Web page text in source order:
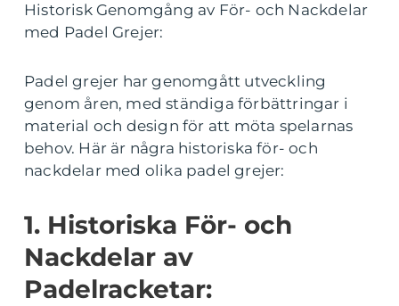
Historisk Genomgång av För- och Nackdelar
med Padel Grejer:
Padel grejer har genomgått utveckling
genom åren, med ständiga förbättringar i
material och design för att möta spelarnas
behov. Här är några historiska för- och
nackdelar med olika padel grejer:
1. Historiska För- och
Nackdelar av
Padelracketar: